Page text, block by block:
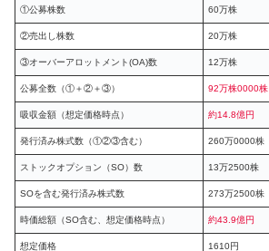
①公募株数 60万株
②売出し株数 20万株
③オーバーアロットメント(OA)数 12万株
公募全数（①＋②＋③） 92万株0000株
吸収金額（想定価格時点） 約14.8億円
発行済み株式数（①②③含む） 260万0000株
ストックオプション（SO）数 13万2500株
SOを含む発行済み株式数 273万2500株
時価総額（SO含む、想定価格時点） 約43.9億円
想定価格 1610円